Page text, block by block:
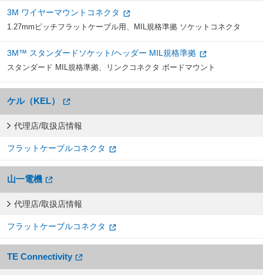
3M ワイヤーマウントコネクタ
1.27mmピッチフラットケーブル用、MIL規格準拠 ソケットコネクタ
3M™ スタンダードソケット/ヘッダー MIL規格準拠
スタンダード MIL規格準拠、リンクコネクタ ボードマウント
ケル（KEL）
代理店/取扱店情報
フラットケーブルコネクタ
山一電機
代理店/取扱店情報
フラットケーブルコネクタ
TE Connectivity